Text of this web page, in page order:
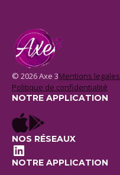
© 2026 Axe 3Mentions legales
Politique de confidentialité
NOTRE APPLICATION
NOS RÉSEAUX
LinkedIn
NOTRE APPLICATION